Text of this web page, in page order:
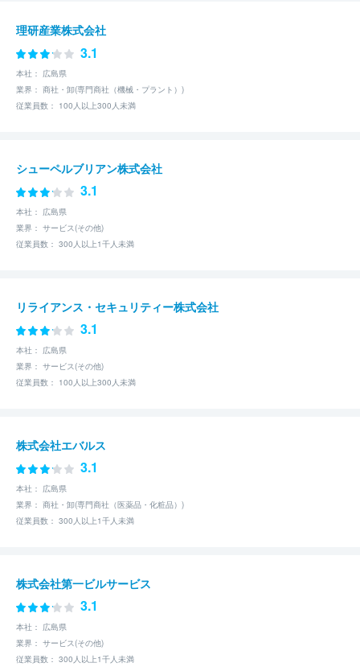
理研産業株式会社
3.1
本社： 広島県
業界： 商社・卸(専門商社（機械・プラント）)
従業員数： 100人以上300人未満
シューペルブリアン株式会社
3.1
本社： 広島県
業界： サービス(その他)
従業員数： 300人以上1千人未満
リライアンス・セキュリティー株式会社
3.1
本社： 広島県
業界： サービス(その他)
従業員数： 100人以上300人未満
株式会社エバルス
3.1
本社： 広島県
業界： 商社・卸(専門商社（医薬品・化粧品）)
従業員数： 300人以上1千人未満
株式会社第一ビルサービス
3.1
本社： 広島県
業界： サービス(その他)
従業員数： 300人以上1千人未満